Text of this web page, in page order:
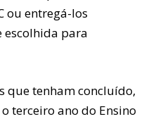
ou entregá-los
escolhida para
que tenham concluído,
terceiro ano do Ensino